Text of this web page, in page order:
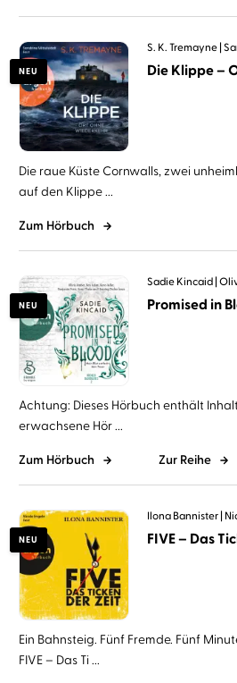
NEU
S. K. Tremayne
Die Klippe –
Die raue Küste Cornwalls, zwei
auf den Klippe ...
Zum Hörbuch
NEU
Sadie Kincaid
Promised in
Achtung: Dieses Hörbuch enthält
erwachsene Hör ...
Zum Hörbuch Zur Reihe
NEU
Ilona Bannister
FIVE – Das
Ein Bahnsteig. Fünf Fremde. Fünf
FIVE – Das Ti ...